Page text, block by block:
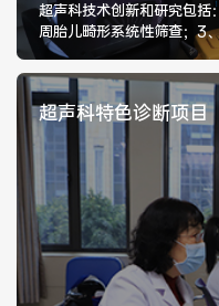
非手术科室
专家坐诊
超声科技术创新和研究包括
周胎儿畸形系统性筛查；3
病诊断
超声科特色诊断项目